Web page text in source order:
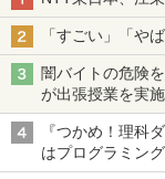
「すごい」「や
闇バイトの危険
が出張授業を実施
『つかめ！理科
はプログラミン